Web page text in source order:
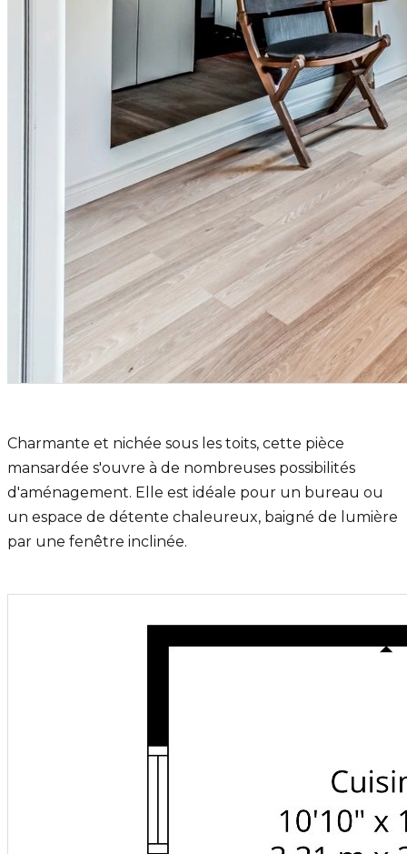
Charmante et nichée sous les toits, cette pièce
mansardée s'ouvre à de nombreuses possibilités
d'aménagement. Elle est idéale pour un bureau ou
un espace de détente chaleureux, baigné de lumière
par une fenêtre inclinée.